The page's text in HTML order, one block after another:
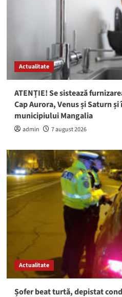
Actualitate
ATENȚIE! Se sistează
Cap Aurora, Venus și Saturn și
municipiului Mangalia
admin 7 august 2026
Actualitate
Șofer beat turtă, depistat